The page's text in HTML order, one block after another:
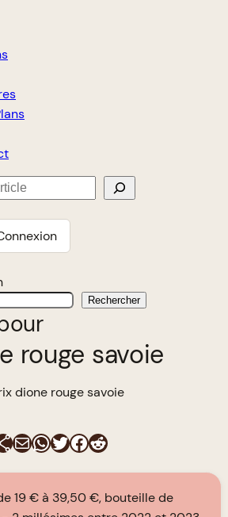
Rechercher
rouge savoie
dione rouge savoie
E-mailWhatsApp
Twitter
Facebook
Reddit
19 € à 39,50 €, bouteille de